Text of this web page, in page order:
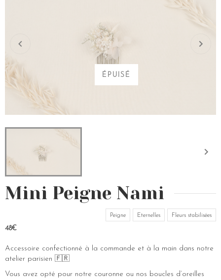
ÉPUISÉ
Mini Peigne Nami
Peigne Eternelles Fleurs stabilisées
48€
Accessoire confectionné à la commande et à la main dans notre
atelier parisien 🇫🇷
Vous avez opté pour notre couronne ou nos boucles d’oreilles